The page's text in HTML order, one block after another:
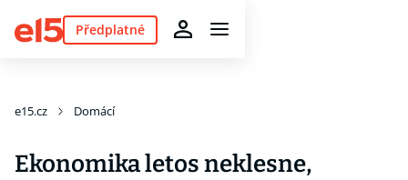
Předplatné
e15.cz Domácí
Ekonomika letos neklesne,